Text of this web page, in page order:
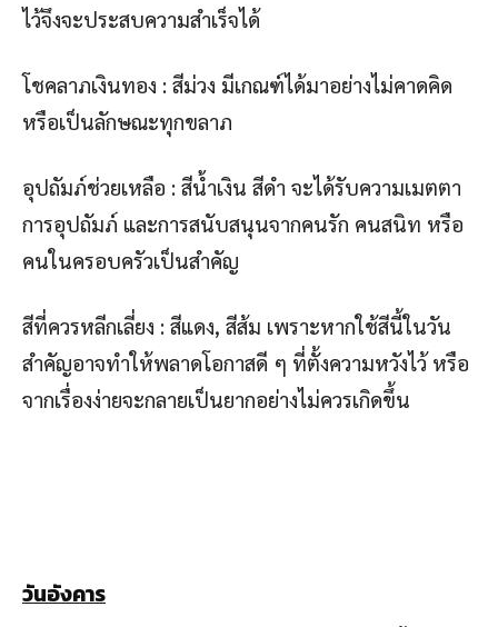
ไว้จึงจะประสบความสำเร็จได้
โชคลาภเงินทอง : สีม่วง มีเกณฑ์ได้มาอย่างไม่คาดคิด
หรือเป็นลักษณะทุกขลาภ
อุปถัมภ์ช่วยเหลือ : สีน้ำเงิน สีดำ จะได้รับความเมตตา
การอุปถัมภ์ และการสนับสนุนจากคนรัก คนสนิท หรือ
คนในครอบครัวเป็นสำคัญ
สีที่ควรหลีกเลี่ยง : สีแดง, สีส้ม เพราะหากใช้สีนี้ในวัน
สำคัญอาจทำให้พลาดโอกาสดี ๆ ที่ตั้งความหวังไว้ หรือ
จากเรื่องง่ายจะกลายเป็นยากอย่างไม่ควรเกิดขึ้น
วันอังคาร